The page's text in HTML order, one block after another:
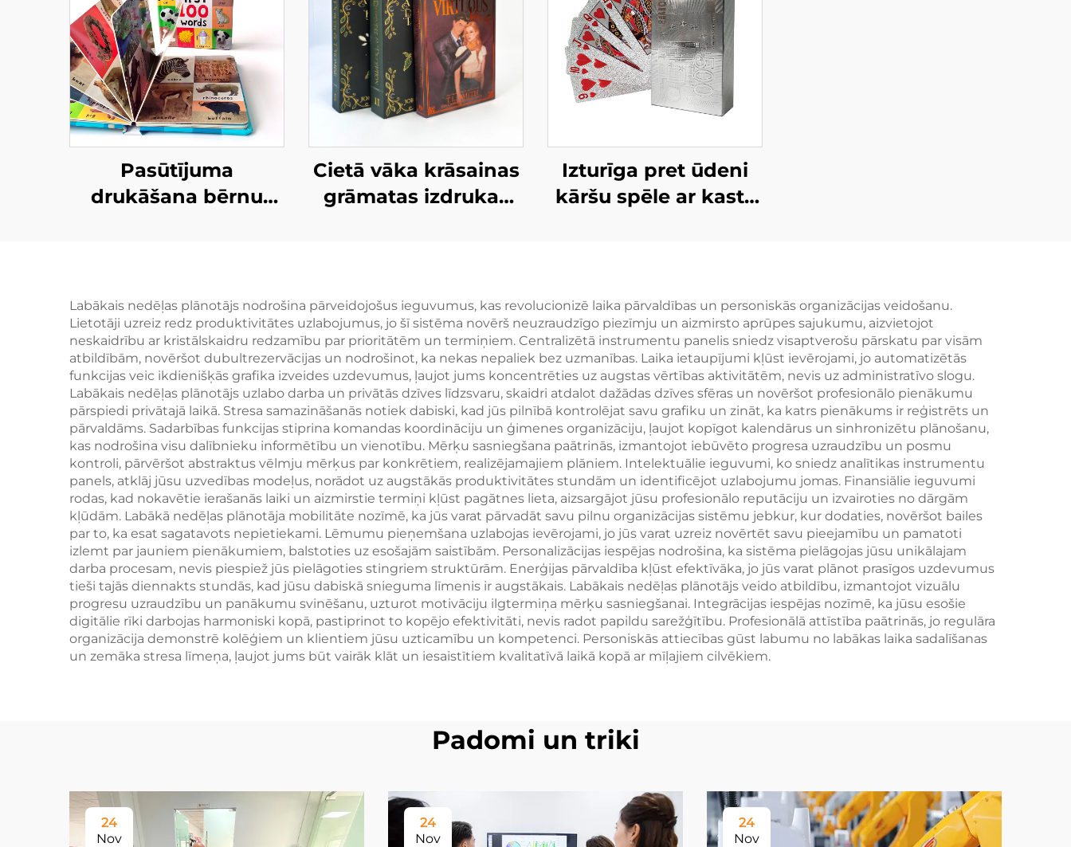
Pasūtījuma
drukāšana bērnu
dēļa grāmata
Cietā vāka krāsainas
grāmatas izdrukas
apsmidzinātām
malām, grāmatu
izdruka
Izturīga pret ūdeni
kāršu spēle ar kasti,
plastmasa, pielāgots
pokera kāršu
komplekts
Labākais nedēļas plānotājs nodrošina pārveidojošus ieguvumus, kas revolucionizē laika pārvaldības un personiskās organizācijas veidošanu.
Lietotāji uzreiz redz produktivitātes uzlabojumus, jo šī sistēma novērš neuzraudzīgo piezīmju un aizmirsto aprūpes sajukumu, aizvietojot
neskaidrību ar kristālskaidru redzamību par prioritātēm un termiņiem. Centralizētā instrumentu panelis sniedz visaptverošu pārskatu par visām
atbildībām, novēršot dubultrezervācijas un nodrošinot, ka nekas nepaliek bez uzmanības. Laika ietaupījumi kļūst ievērojami, jo automatizētās
funkcijas veic ikdienišķās grafika izveides uzdevumus, ļaujot jums koncentrēties uz augstas vērtības aktivitātēm, nevis uz administratīvo slogu.
Labākais nedēļas plānotājs uzlabo darba un privātās dzīves līdzsvaru, skaidri atdalot dažādas dzīves sfēras un novēršot profesionālo pienākumu
pārspiedi privātajā laikā. Stresa samazināšanās notiek dabiski, kad jūs pilnībā kontrolējat savu grafiku un zināt, ka katrs pienākums ir reģistrēts un
pārvaldāms. Sadarbības funkcijas stiprina komandas koordināciju un ģimenes organizāciju, ļaujot kopīgot kalendārus un sinhronizētu plānošanu,
kas nodrošina visu dalībnieku informētību un vienotību. Mērķu sasniegšana paātrinās, izmantojot iebūvēto progresa uzraudzību un posmu
kontroli, pārvēršot abstraktus vēlmju mērķus par konkrētiem, realizējamajiem plāniem. Intelektuālie ieguvumi, ko sniedz analītikas instrumentu
panels, atklāj jūsu uzvedības modeļus, norādot uz augstākās produktivitātes stundām un identificējot uzlabojumu jomas. Finansiālie ieguvumi
rodas, kad nokavētie ierašanās laiki un aizmirstie termiņi kļūst pagātnes lieta, aizsargājot jūsu profesionālo reputāciju un izvairoties no dārgām
kļūdām. Labākā nedēļas plānotāja mobilitāte nozīmē, ka jūs varat pārvadāt savu pilnu organizācijas sistēmu jebkur, kur dodaties, novēršot bailes
par to, ka esat sagatavots nepietiekami. Lēmumu pieņemšana uzlabojas ievērojami, jo jūs varat uzreiz novērtēt savu pieejamību un pamatoti
izlemt par jauniem pienākumiem, balstoties uz esošajām saistībām. Personalizācijas iespējas nodrošina, ka sistēma pielāgojas jūsu unikālajam
darba procesam, nevis piespiež jūs pielāgoties stingriem struktūrām. Enerģijas pārvaldība kļūst efektīvāka, jo jūs varat plānot prasīgos uzdevumus
tieši tajās diennakts stundās, kad jūsu dabiskā snieguma līmenis ir augstākais. Labākais nedēļas plānotājs veido atbildību, izmantojot vizuālu
progresu uzraudzību un panākumu svinēšanu, uzturot motivāciju ilgtermiņa mērķu sasniegšanai. Integrācijas iespējas nozīmē, ka jūsu esošie
digitālie rīki darbojas harmoniski kopā, pastiprinot to kopējo efektivitāti, nevis radot papildu sarežģītību. Profesionālā attīstība paātrinās, jo regulāra
organizācija demonstrē kolēģiem un klientiem jūsu uzticamību un kompetenci. Personiskās attiecības gūst labumu no labākas laika sadalīšanas
un zemāka stresa līmeņa, ļaujot jums būt vairāk klāt un iesaistītiem kvalitatīvā laikā kopā ar mīļajiem cilvēkiem.
Padomi un triki
24
Nov
24
Nov
24
Nov